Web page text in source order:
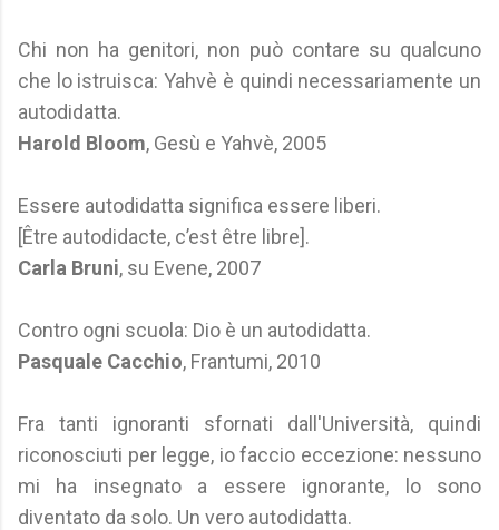
Chi non ha genitori, non può contare su qualcuno
che lo istruisca: Yahvè è quindi necessariamente un
autodidatta.
Harold Bloom, Gesù e Yahvè, 2005
Essere autodidatta significa essere liberi.
[Être autodidacte, c’est être libre].
Carla Bruni, su Evene, 2007
Contro ogni scuola: Dio è un autodidatta.
Pasquale Cacchio, Frantumi, 2010
Fra tanti ignoranti sfornati dall'Università, quindi
riconosciuti per legge, io faccio eccezione: nessuno
mi ha insegnato a essere ignorante, lo sono
diventato da solo. Un vero autodidatta.